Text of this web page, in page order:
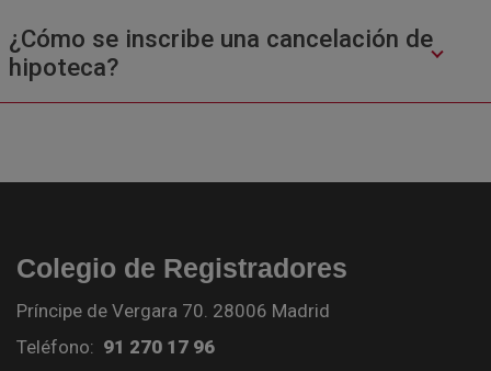
¿Cómo se inscribe una cancelación de
hipoteca?
Colegio de Registradores
Príncipe de Vergara 70. 28006 Madrid
Teléfono: 91 270 17 96